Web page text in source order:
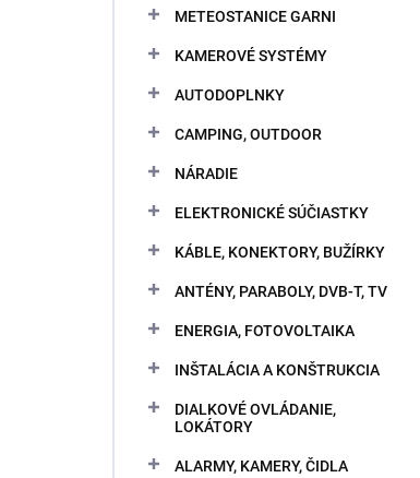
METEOSTANICE GARNI
KAMEROVÉ SYSTÉMY
AUTODOPLNKY
CAMPING, OUTDOOR
NÁRADIE
ELEKTRONICKÉ SÚČIASTKY
KÁBLE, KONEKTORY, BUŽÍRKY
ANTÉNY, PARABOLY, DVB-T, TV
ENERGIA, FOTOVOLTAIKA
INŠTALÁCIA A KONŠTRUKCIA
DIALKOVÉ OVLÁDANIE,
LOKÁTORY
ALARMY, KAMERY, ČIDLA